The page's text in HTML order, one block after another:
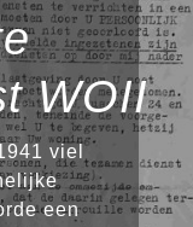
WOII
viel
een